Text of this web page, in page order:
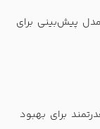
پیش‌بینی برای
برای بهبود